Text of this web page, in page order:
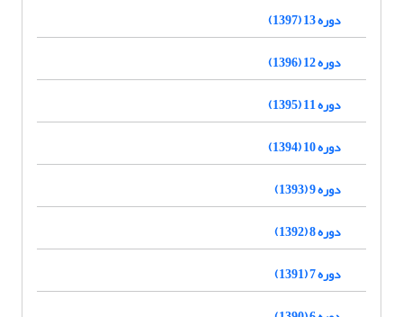
دوره 13 (1397)
دوره 12 (1396)
دوره 11 (1395)
دوره 10 (1394)
دوره 9 (1393)
دوره 8 (1392)
دوره 7 (1391)